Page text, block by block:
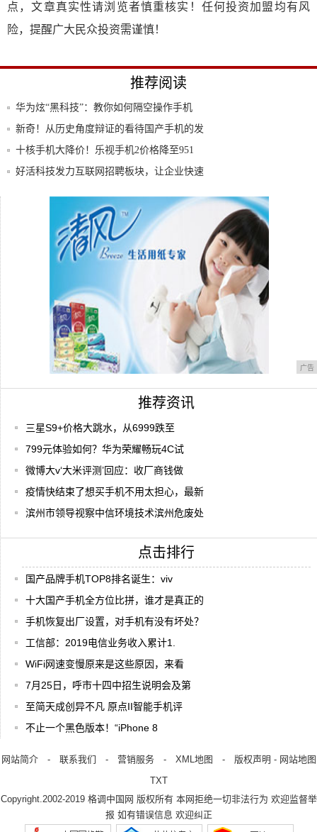
点，文章真实性请浏览者慎重核实！任何投资加盟均有风
险，提醒广大民众投资需谨慎！
推荐阅读
华为炫“黑科技”：教你如何隔空操作手机
新奇！从历史角度辩证的看待国产手机的发
展
十核手机大降价！乐视手机2价格降至951
元！
好活科技发力互联网招聘板块，让企业快速
三星折叠屏手机Galaxy Fold正式上市
广告
推荐资讯
三星S9+价格大跳水，从6999跌至
799元体验如何？华为荣耀畅玩4C试
微博大v‘大米评测’回应：收厂商钱做
疫情快结束了想买手机不用太担心，最新
滨州市领导视察中信环境技术滨州危废处
点击排行
国产品牌手机TOP8排名诞生：viv
十大国产手机全方位比拼，谁才是真正的
手机恢复出厂设置，对手机有没有坏处？
工信部：2019电信业务收入累计1.
WiFi网速变慢原来是这些原因，来看
7月25日，呼市十四中招生说明会及第
至简天成创异不凡 原点II智能手机评
不止一个黑色版本！“iPhone 8
网站简介- 联系我们 - 营销服务- XML地图 - 版权声明 - 网站地图
TXT
Copyright.2002-2019 格调中国网 版权所有 本网拒绝一切非法行为 欢迎监督举
报 如有错误信息 欢迎纠正